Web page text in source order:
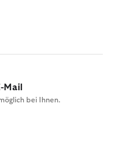
Mail
bei Ihnen.